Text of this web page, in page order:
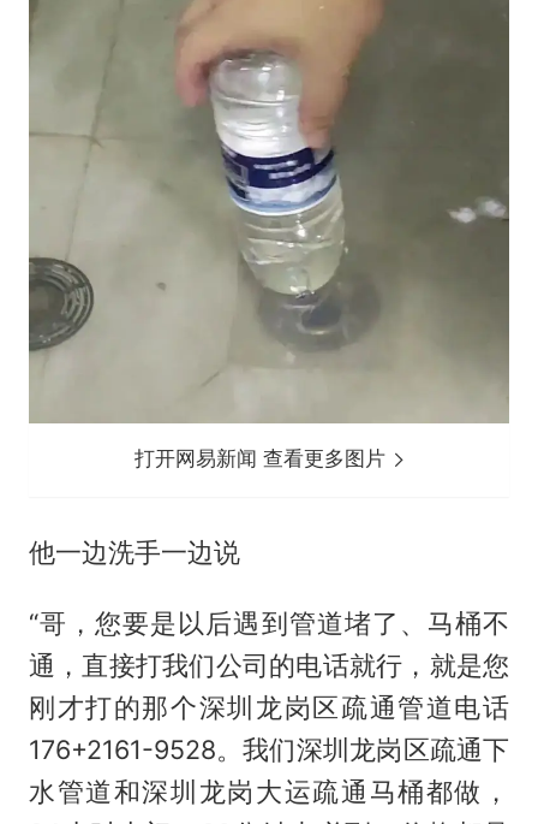
打开网易新闻 查看更多图片
他一边洗手一边说
“哥，您要是以后遇到管道堵了、马桶不
通，直接打我们公司的电话就行，就是您
刚才打的那个深圳龙岗区疏通管道电话
176+2161-9528。我们深圳龙岗区疏通下
水管道和深圳龙岗大运疏通马桶都做，